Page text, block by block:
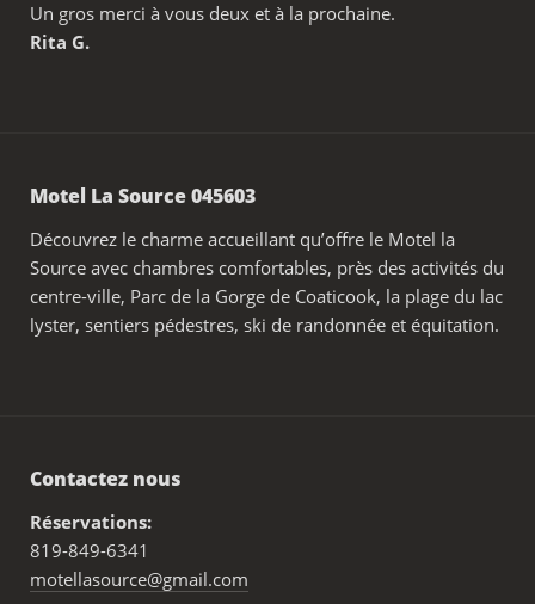
Un gros merci à vous deux et à la prochaine.
Rita G.
Motel La Source 045603
Découvrez le charme accueillant qu’offre le Motel la
Source avec chambres comfortables, près des activités du
centre-ville, Parc de la Gorge de Coaticook, la plage du lac
lyster, sentiers pédestres, ski de randonnée et équitation.
Contactez nous
Réservations:
819-849-6341
motellasource@gmail.com